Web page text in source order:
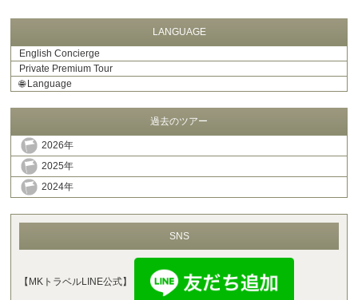
LANGUAGE
English Concierge
Private Premium Tour
🌐Language
過去のツアー
2026年
2025年
2024年
SNS
【MKトラベルLINE公式】